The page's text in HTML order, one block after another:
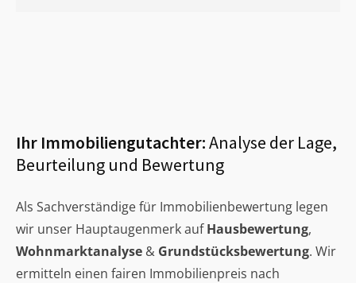
Ihr Immobiliengutachter:Analyse der Lage,
Beurteilung und Bewertung
Als Sachverständige für Immobilienbewertung legen
wir unser Hauptaugenmerk aufHausbewertung,
Wohnmarktanalyse & Grundstücksbewertung. Wir
ermitteln einen fairen Immobilienpreis nach